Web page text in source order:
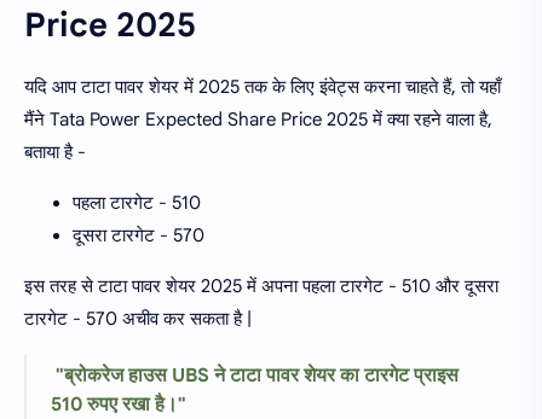
Price 2025
यदि आप टाटा पावर शेयर में 2025 तक के लिए इंवेट्स करना चाहते हैं, तो यहाँ
मैंने Tata Power Expected Share Price 2025 में क्या रहने वाला है,
बताया है -
पहला टारगेट - 510
दूसरा टारगेट - 570
इस तरह से टाटा पावर शेयर 2025 में अपना पहला टारगेट - 510 और दूसरा
टारगेट - 570 अचीव कर सकता है |
"ब्रोकरेज हाउस UBS ने टाटा पावर शेयर का टारगेट प्राइस
510 रुपए रखा है।"